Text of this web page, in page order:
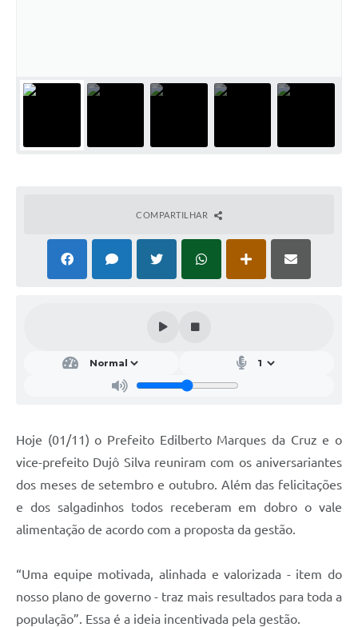
COMPARTILHAR
Hoje (01/11) o Prefeito Edilberto Marques da Cruz e o
vice-prefeito Dujô Silva reuniram com os aniversariantes
dos meses de setembro e outubro. Além das felicitações
e dos salgadinhos todos receberam em dobro o vale
alimentação de acordo com a proposta da gestão.
“Uma equipe motivada, alinhada e valorizada - item do
nosso plano de governo - traz mais resultados para toda a
população”. Essa é a ideia incentivada pela gestão.